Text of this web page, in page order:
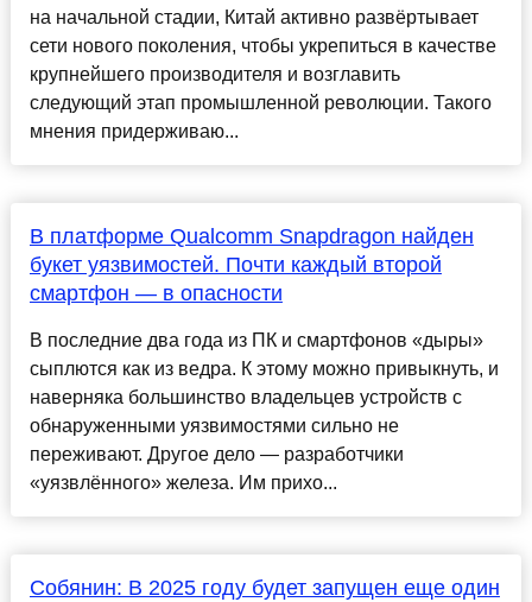
на начальной стадии, Китай активно развёртывает
сети нового поколения, чтобы укрепиться в качестве
крупнейшего производителя и возглавить
следующий этап промышленной революции. Такого
мнения придерживаю...
В платформе Qualcomm Snapdragon найден
букет уязвимостей. Почти каждый второй
смартфон — в опасности
В последние два года из ПК и смартфонов «дыры»
сыплются как из ведра. К этому можно привыкнуть, и
наверняка большинство владельцев устройств с
обнаруженными уязвимостями сильно не
переживают. Другое дело — разработчики
«уязвлённого» железа. Им прихо...
Собянин: В 2025 году будет запущен еще один